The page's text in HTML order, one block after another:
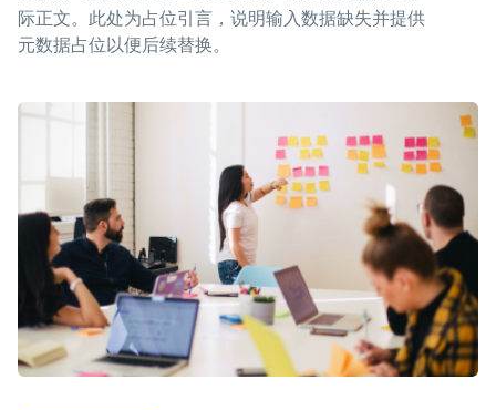
际正文。此处为占位引言，说明输入数据缺失并提供
元数据占位以便后续替换。